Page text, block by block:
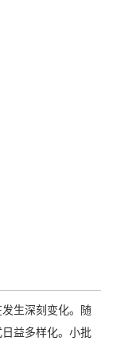
生深刻变化。随
益多样化。小批